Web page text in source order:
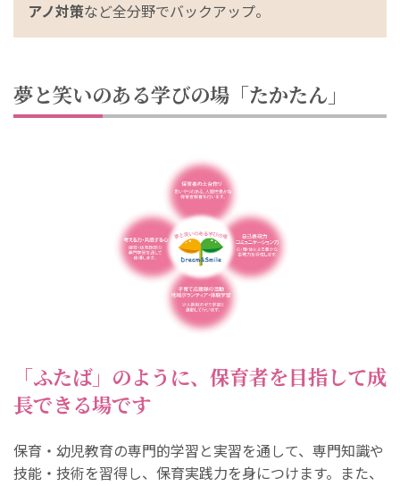
アノ対策など全分野でバックアップ。
夢と笑いのある学びの場「たかたん」
「ふたば」のように、保育者を目指して成
長できる場です
保育・幼児教育の専門的学習と実習を通して、専門知識や
技能・技術を習得し、保育実践力を身につけます。また、